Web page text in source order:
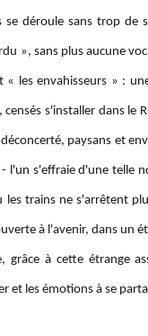
déroule sans trop de
», sans plus aucune
les envahisseurs » :
s'installer dans le
paysans et
l'un s'effraie d'une telle
trains ne s'arrêtent
à l'avenir, dans un
grâce à cette étrange
et les émotions à se